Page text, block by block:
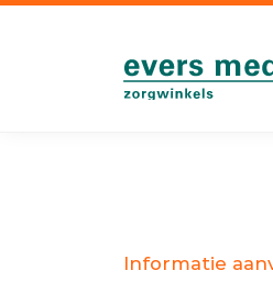
Informatie